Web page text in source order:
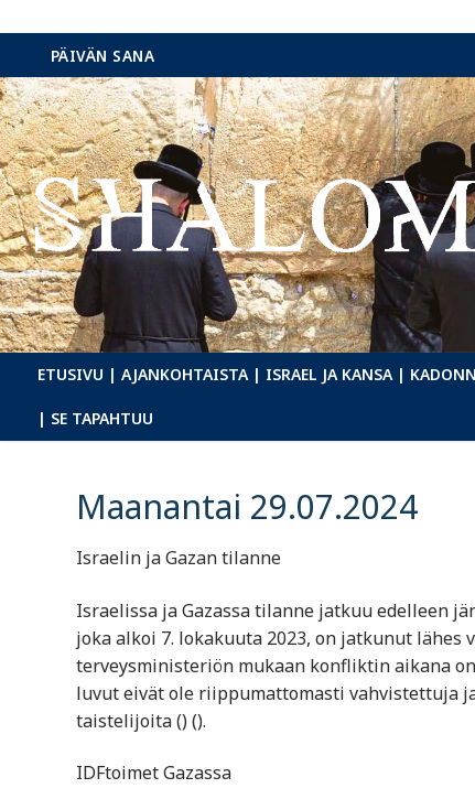
Hyppää
sisältöön
PÄIVÄN SANA
ETUSIVU | AJANKOHTAISTA | ISRAEL JA KANSA |
| SE TAPAHTUU
Maanantai 29.07.2024
Israelin ja Gazan tilanne
Israelissa ja Gazassa tilanne jatkuu edelleen
joka alkoi 7. lokakuuta 2023, on jatkunut lähes
terveysministeriön mukaan konfliktin aikana
luvut eivät ole riippumattomasti vahvistettuja
taistelijoita​ ()​​ ()​.
IDFtoimet Gazassa